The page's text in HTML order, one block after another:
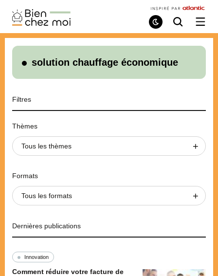
Bien
Chez
Moi
Mode
de
Recherche
/
le
solution chauffage économique
Filtres
Thèmes
Tous les thèmes
Formats
Tous les formats
Dernières publications
Innovation
Comment réduire votre facture de